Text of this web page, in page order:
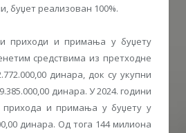
буџет реализован 100%.
приходи и примања у буџету
средствима из претходне
динара, док су укупни
динара. У 2024. години
прихода и примања у буџету у
динара. Од тога 144 милиона